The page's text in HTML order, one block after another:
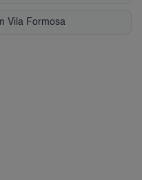
Vila Formosa